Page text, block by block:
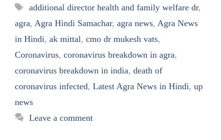
Tags
additional director health and family welfare dr,
agra, Agra Hindi Samachar, agra news, Agra News
in Hindi, ak mittal, cmo dr mukesh vats,
Coronavirus, coronavirus breakdown in agra,
coronavirus breakdown in india, death of
coronavirus infected, Latest Agra News in Hindi, up
news
Leave a comment